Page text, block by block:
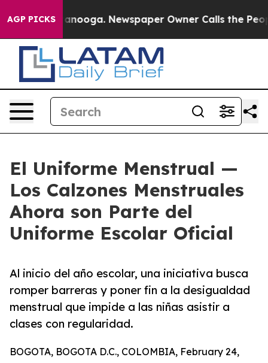
AGP PICKS
Chattanooga. Newspaper Owner Calls the People
El Uniforme Menstrual —
Los Calzones Menstruales
Ahora son Parte del
Uniforme Escolar Oficial
Al inicio del año escolar, una iniciativa busca
romper barreras y poner fin a la desigualdad
menstrual que impide a las niñas asistir a
clases con regularidad.
BOGOTA, BOGOTA D.C., COLOMBIA, February 24,